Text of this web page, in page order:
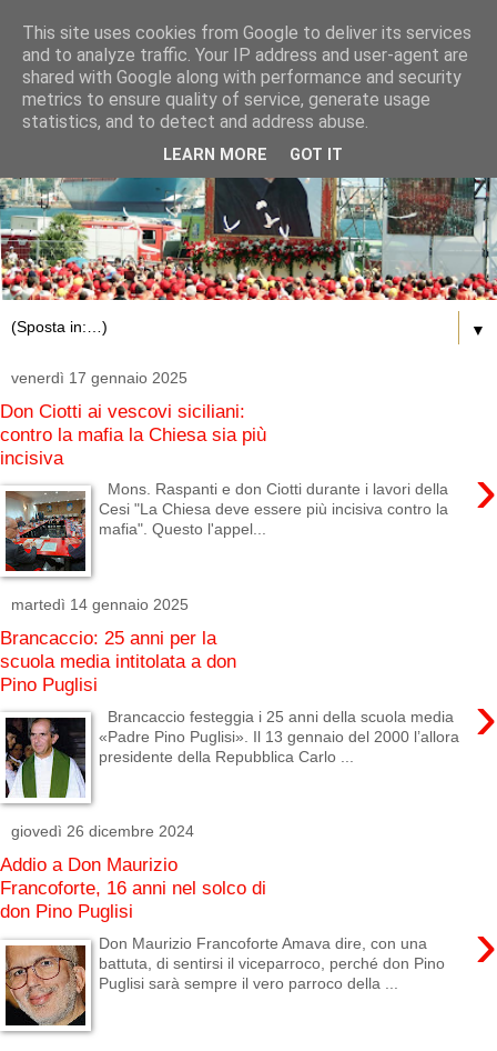
▼
venerdì 17 gennaio 2025
Don Ciotti ai vescovi siciliani:
contro la mafia la Chiesa sia più
incisiva
›
Mons. Raspanti e don Ciotti durante i lavori della
Cesi "La Chiesa deve essere più incisiva contro la
mafia". Questo l'appel...
martedì 14 gennaio 2025
Brancaccio: 25 anni per la
scuola media intitolata a don
Pino Puglisi
›
Brancaccio festeggia i 25 anni della scuola media
«Padre Pino Puglisi». Il 13 gennaio del 2000 l’allora
presidente della Repubblica Carlo ...
giovedì 26 dicembre 2024
Addio a Don Maurizio
Francoforte, 16 anni nel solco di
don Pino Puglisi
›
Don Maurizio Francoforte Amava dire, con una
battuta, di sentirsi il viceparroco, perché don Pino
Puglisi sarà sempre il vero parroco della ...
This site uses cookies from Google to deliver its services
and to analyze traffic. Your IP address and user-agent are
shared with Google along with performance and security
metrics to ensure quality of service, generate usage
statistics, and to detect and address abuse.
LEARN MORE GOT IT